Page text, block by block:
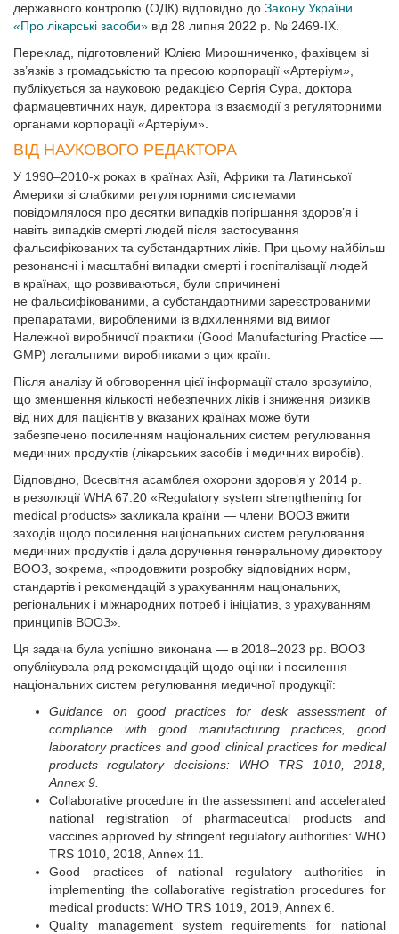
державного контролю (ОДК) відповідно до Закону України
«Про лікарські засоби» від 28 липня 2022 р. № 2469-IX.
Переклад, підготовлений Юлією Мирошниченко, фахівцем зі
зв’язків з громадськістю та пресою корпорації «Артеріум»,
публікується за науковою редакцією Сергія Сура, доктора
фармацевтичних наук, директора із взаємодії з регуляторними
органами корпорації «Артеріум».
ВІД НАУКОВОГО РЕДАКТОРА
У 1990–2010-х роках в країнах Азії, Африки та Латинської
Америки зі слабкими регуляторними системами
повідомлялося про десятки випадків погіршання здоров’я і
навіть випадків смерті людей після застосування
фальсифікованих та субстандартних ліків. При цьому найбільш
резонансні і масштабні випадки смерті і госпіталізації людей
в країнах, що розвиваються, були спричинені
не фальсифікованими, а субстандартними зареєстрованими
препаратами, виробленими із відхиленнями від вимог
Належної виробничої практики (Good Manufacturing Practice —
GMP) легальними виробниками з цих країн.
Після аналізу й обговорення цієї інформації стало зрозуміло,
що зменшення кількості небезпечних ліків і зниження ризиків
від них для пацієнтів у вказаних країнах може бути
забезпечено посиленням національних систем регулювання
медичних продуктів (лікарських засобів і медичних виробів).
Відповідно, Всесвітня асамблея охорони здоров’я у 2014 р.
в резолюції WHA 67.20 «Regulatory system strengthening for
medical products» закликала країни — члени ВООЗ вжити
заходів щодо посилення національних систем регулювання
медичних продуктів і дала доручення генеральному директору
ВООЗ, зокрема, «продовжити розробку відповідних норм,
стандартів і рекомендацій з урахуванням національних,
регіональних і міжнародних потреб і ініціатив, з урахуванням
принципів ВООЗ».
Ця задача була успішно виконана — в 2018–2023 рр. ВООЗ
опублікувала ряд рекомендацій щодо оцінки і посилення
національних систем регулювання медичної продукції:
Guidance on good practices for desk assessment of
compliance with good manufacturing practices, good
laboratory practices and good clinical practices for medical
products regulatory decisions: WHO TRS 1010, 2018,
Annex 9.
Collaborative procedure in the assessment and accelerated
national registration of pharmaceutical products and
vaccines approved by stringent regulatory authorities: WHO
TRS 1010, 2018, Annex 11.
Good practices of national regulatory authorities in
implementing the collaborative registration procedures for
medical products: WHO TRS 1019, 2019, Annex 6.
Quality management system requirements for national